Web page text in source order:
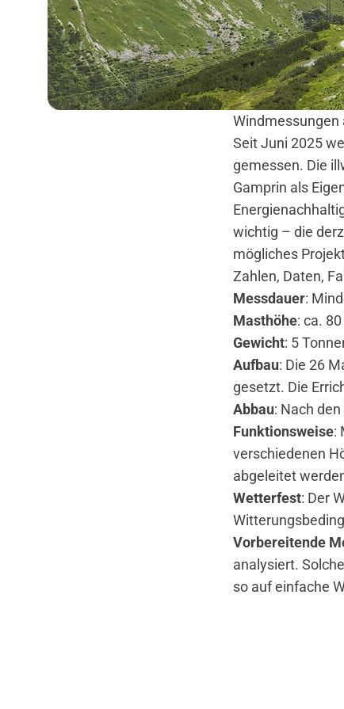
Windmessungen
Seit Juni 2025
gemessen. Die
Gamprin als
wichtig – die
mögliches
Zahlen, Daten,
Messdauer:
Masthöhe: ca.
Gewicht: 5
Aufbau: Die 26
gesetzt. Die
Abbau: Nach
Funktionsweise:
verschiedenen
abgeleitet
Wetterfest: Der
Vorbereitende
analysiert.
so auf einfache